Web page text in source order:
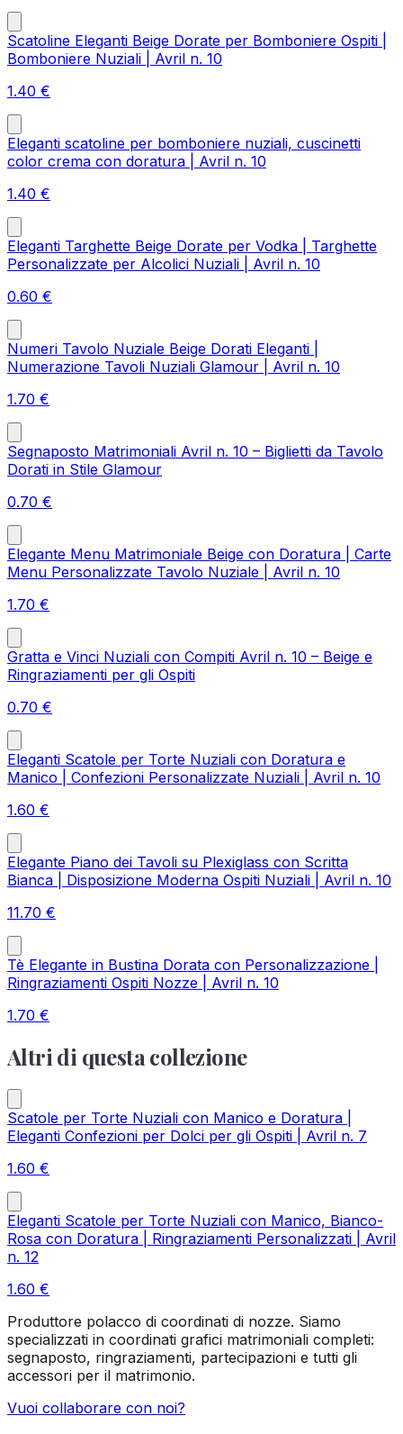
Scatoline Eleganti Beige Dorate per Bomboniere Ospiti |
Bomboniere Nuziali | Avril n. 10
1.40 €
Eleganti scatoline per bomboniere nuziali, cuscinetti
color crema con doratura | Avril n. 10
1.40 €
Eleganti Targhette Beige Dorate per Vodka | Targhette
Personalizzate per Alcolici Nuziali | Avril n. 10
0.60 €
Numeri Tavolo Nuziale Beige Dorati Eleganti |
Numerazione Tavoli Nuziali Glamour | Avril n. 10
1.70 €
Segnaposto Matrimoniali Avril n. 10 – Biglietti da Tavolo
Dorati in Stile Glamour
0.70 €
Elegante Menu Matrimoniale Beige con Doratura | Carte
Menu Personalizzate Tavolo Nuziale | Avril n. 10
1.70 €
Gratta e Vinci Nuziali con Compiti Avril n. 10 – Beige e
Ringraziamenti per gli Ospiti
0.70 €
Eleganti Scatole per Torte Nuziali con Doratura e
Manico | Confezioni Personalizzate Nuziali | Avril n. 10
1.60 €
Elegante Piano dei Tavoli su Plexiglass con Scritta
Bianca | Disposizione Moderna Ospiti Nuziali | Avril n. 10
11.70 €
Tè Elegante in Bustina Dorata con Personalizzazione |
Ringraziamenti Ospiti Nozze | Avril n. 10
1.70 €
Altri di questa collezione
Scatole per Torte Nuziali con Manico e Doratura |
Eleganti Confezioni per Dolci per gli Ospiti | Avril n. 7
1.60 €
Eleganti Scatole per Torte Nuziali con Manico, Bianco-
Rosa con Doratura | Ringraziamenti Personalizzati | Avril
n. 12
1.60 €
Produttore polacco di coordinati di nozze. Siamo
specializzati in coordinati grafici matrimoniali completi:
segnaposto, ringraziamenti, partecipazioni e tutti gli
accessori per il matrimonio.
Vuoi collaborare con noi?